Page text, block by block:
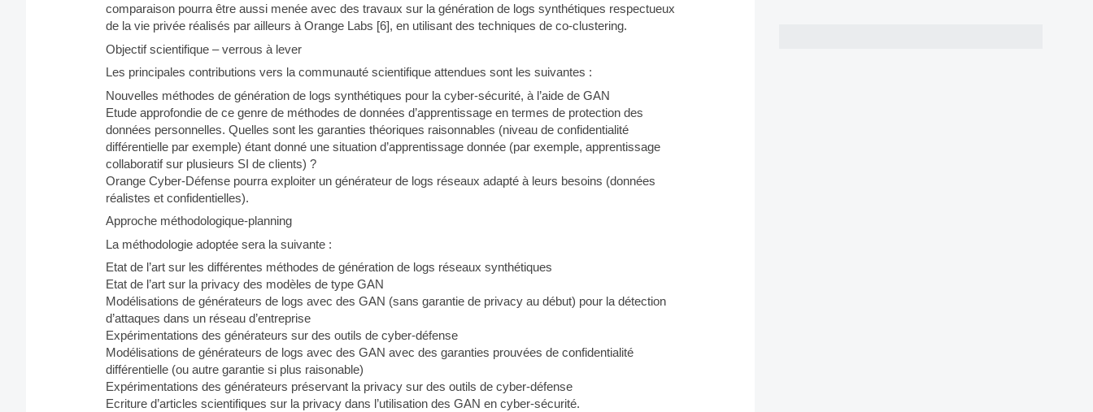
comparaison pourra être aussi menée avec des travaux sur la génération de logs synthétiques respectueux
de la vie privée réalisés par ailleurs à Orange Labs [6], en utilisant des techniques de co-clustering.
Objectif scientifique – verrous à lever
Les principales contributions vers la communauté scientifique attendues sont les suivantes :
Nouvelles méthodes de génération de logs synthétiques pour la cyber-sécurité, à l’aide de GAN
Etude approfondie de ce genre de méthodes de données d’apprentissage en termes de protection des
données personnelles. Quelles sont les garanties théoriques raisonnables (niveau de confidentialité
différentielle par exemple) étant donné une situation d’apprentissage donnée (par exemple, apprentissage
collaboratif sur plusieurs SI de clients) ?
Orange Cyber-Défense pourra exploiter un générateur de logs réseaux adapté à leurs besoins (données
réalistes et confidentielles).
Approche méthodologique-planning
La méthodologie adoptée sera la suivante :
Etat de l’art sur les différentes méthodes de génération de logs réseaux synthétiques
Etat de l’art sur la privacy des modèles de type GAN
Modélisations de générateurs de logs avec des GAN (sans garantie de privacy au début) pour la détection
d’attaques dans un réseau d’entreprise
Expérimentations des générateurs sur des outils de cyber-défense
Modélisations de générateurs de logs avec des GAN avec des garanties prouvées de confidentialité
différentielle (ou autre garantie si plus raisonable)
Expérimentations des générateurs préservant la privacy sur des outils de cyber-défense
Ecriture d’articles scientifiques sur la privacy dans l’utilisation des GAN en cyber-sécurité.